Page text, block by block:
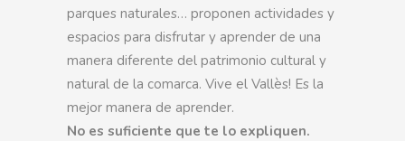
parques naturales… proponen actividades y
espacios para disfrutar y aprender de una
manera diferente del patrimonio cultural y
natural de la comarca. Vive el Vallès! Es la
mejor manera de aprender.
No es suficiente que te lo expliquen.